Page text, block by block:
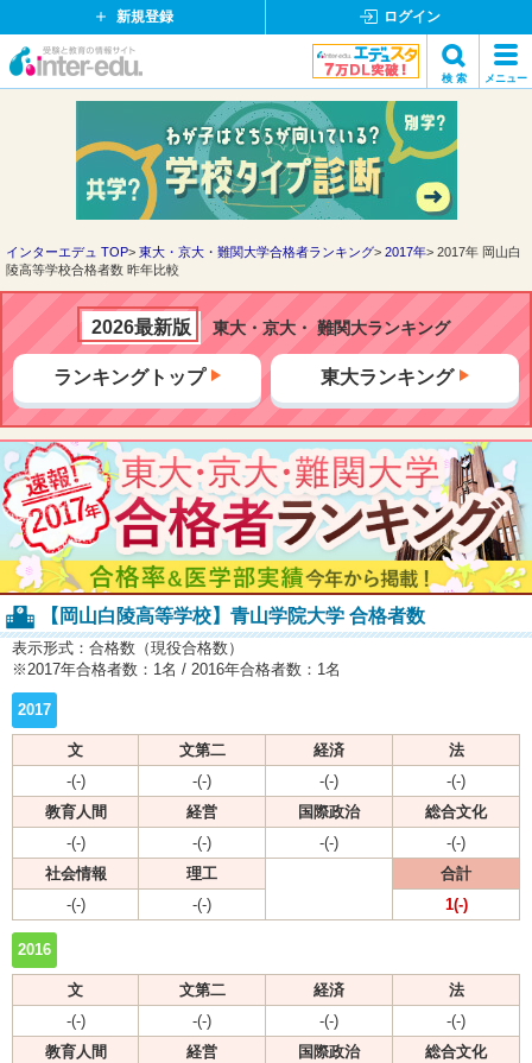
新規登録 ログイン
イ
ド
ッ
ト
検 索 メニュー
検索
インターエデュ TOP 東大・京大・難関大学合格者ランキング 2017年
2017年 岡山白
陵高等学校合格者数 昨年比較
2026最新版 東大・京大・ 難関大ランキング
ランキングトップ 東大ランキング
【岡山白陵高等学校】青山学院大学 合格者数
表示形式：合格数（現役合格数）
※2017年合格者数：1名 / 2016年合格者数：1名
2017
文 文第二 経済
法
-(-)
-(-) -(-)
-(-)
教育人間
経営 国際政治
総合文化
-(-)
-(-) -(-)
-(-)
社会情報
理工
合計
-(-)
-(-) 1(-)
2016
文 文第二 経済
法
-(-)
-(-) -(-)
-(-)
教育人間
経営 国際政治
総合文化